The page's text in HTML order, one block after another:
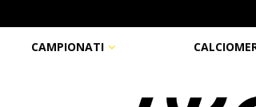
CAMPIONATI